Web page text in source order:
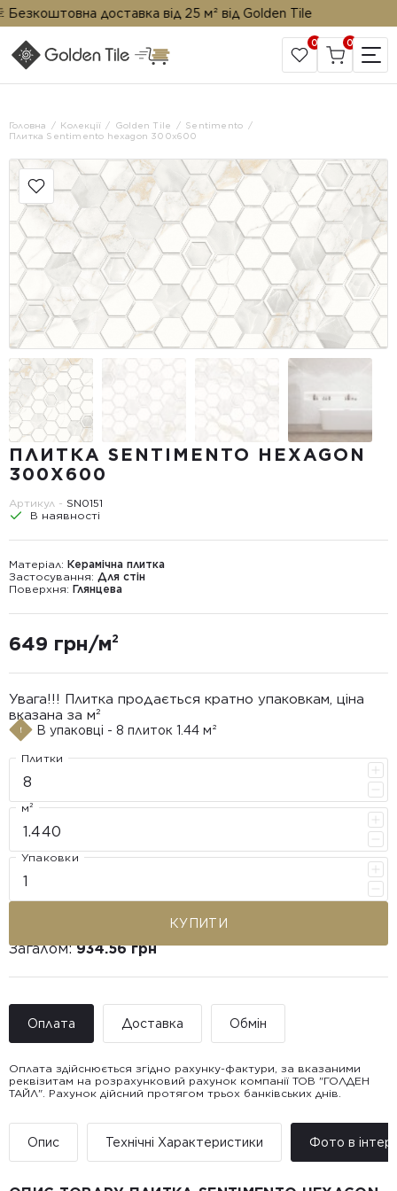
доставка від 25 м² від Golden Tile
САЙТ КОМПАНІЇ
0 0
Головна Колекції Golden Tile
Sentimento
Плитка Sentimento hexagon 300х600
ПЛИТКА SENTIMENTO HEXAGON
300Х600
Артикул - SN0151
В наявності
Матеріал: Керамічна плитка
Застосування: Для стін
Поверхня: Глянцева
649 грн/м²
Увага!!! Плитка продається кратно упаковкам, ціна
вказана за м²
В упаковці - 8 плиток 1.44 м²
Плитки
м²
Упаковки
КУПИТИ
Загалом:934.56 грн
Оплата Доставка Обмін
Оплата здійснюється згідно рахунку-фактури, за вказаними
реквізитам на розрахунковий рахунок компанії ТОВ "ГОЛДЕН
ТАЙЛ". Рахунок дійсний протягом трьох банківських днів.
товару.
силами Продавця чи залученого ним перевізника/кур’єра.
Опис Технічні Характеристики Фото в